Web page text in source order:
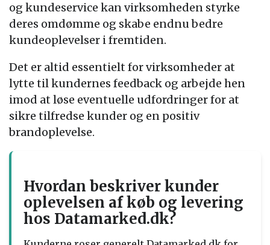
og kundeservice kan virksomheden styrke
deres omdømme og skabe endnu bedre
kundeoplevelser i fremtiden.
Det er altid essentielt for virksomheder at
lytte til kundernes feedback og arbejde hen
imod at løse eventuelle udfordringer for at
sikre tilfredse kunder og en positiv
brandoplevelse.
Hvordan beskriver kunder
oplevelsen af køb og levering
hos Datamarked.dk?